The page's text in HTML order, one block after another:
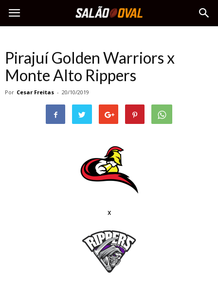
Pirajuí Golden Warriors x
Monte Alto Rippers
Por Cesar Freitas - 20/10/2019
x